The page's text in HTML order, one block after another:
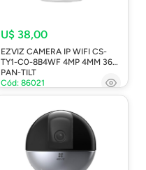
U$ 38,00
EZVIZ CAMERA IP WIFI CS-
TY1-C0-8B4WF 4MP 4MM 360º
PAN-TILT
Cód: 86021